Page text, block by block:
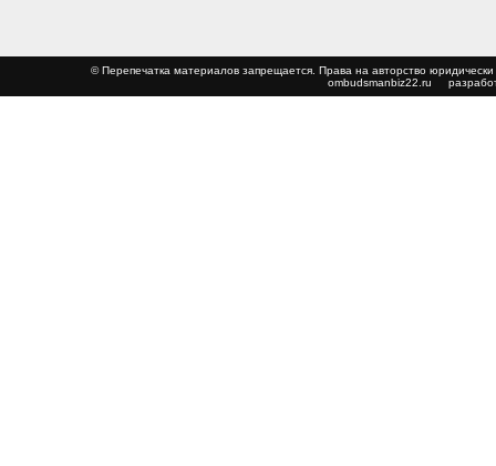
© Перепечатка материалов запрещается. Права на авторство
ombudsmanbiz22.ru